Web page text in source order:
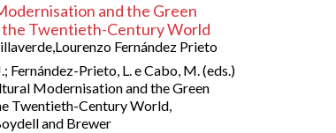
and the Green
the Twentieth-Century World
Fernández Prieto
Fernández-Prieto, L. e Cabo, M. (eds.)
Modernisation and the Green
Twentieth-Century World,
and Brewer